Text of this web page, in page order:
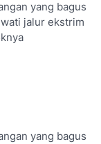
yang bagus
jalur ekstrim
yang bagus